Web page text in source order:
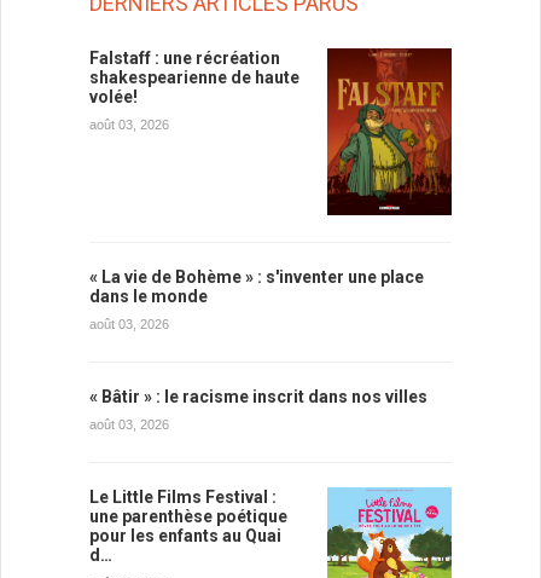
Falstaff : une récréation
shakespearienne de haute
volée!
août 03, 2026
« La vie de Bohème » : s'inventer une place
dans le monde
août 03, 2026
« Bâtir » : le racisme inscrit dans nos villes
août 03, 2026
Le Little Films Festival :
une parenthèse poétique
pour les enfants au Quai
d…